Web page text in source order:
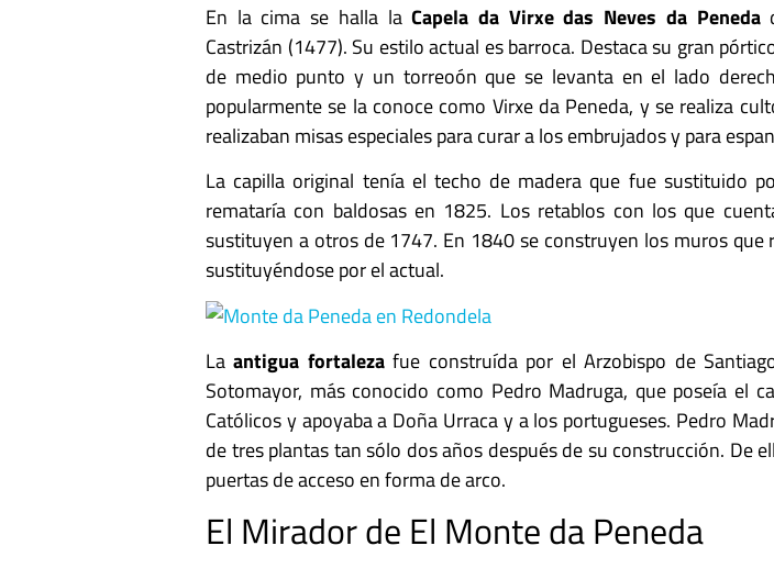
En la cima se halla laCapela da Virxe das Neves da Peneda
Castrizán (1477). Su estilo actual es barroca. Destaca su gran
de medio punto y un torreoón que se levanta en el lado
popularmente se la conoce como Virxe da Peneda, y se realiza
realizaban misas especiales para curar a los embrujados y para
La capilla original tenía el techo de madera que fue sustituido
remataría con baldosas en 1825. Los retablos con los que
sustituyen a otros de 1747. En 1840 se construyen los muros
sustituyéndose por el actual.
Laantigua fortalezafue construída por el Arzobispo de
Sotomayor, más conocido como Pedro Madruga, que poseía el
Católicos y apoyaba a Doña Urraca y a los portugueses. Pedro
de tres plantas tan sólo dos años después de su construcción. De
puertas de acceso en forma de arco.
El Mirador de El Monte da Peneda